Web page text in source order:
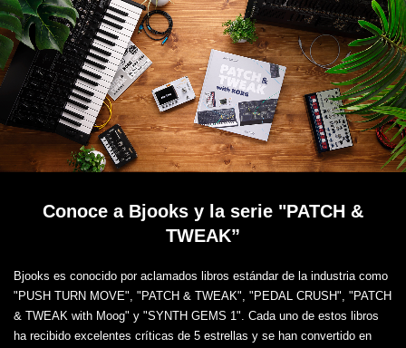
Conoce a Bjooks y la serie "PATCH &
TWEAK”
Bjooks es conocido por aclamados libros estándar de la industria como
"PUSH TURN MOVE", "PATCH & TWEAK", "PEDAL CRUSH", "PATCH
& TWEAK with Moog" y "SYNTH GEMS 1". Cada uno de estos libros
ha recibido excelentes críticas de 5 estrellas y se han convertido en